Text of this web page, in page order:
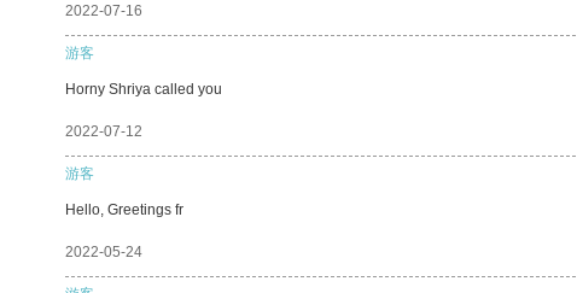
2022-07-16
游客
Horny Shriya called you
2022-07-12
游客
Hello, Greetings fr
2022-05-24